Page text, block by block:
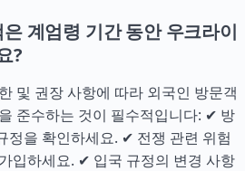
계엄령 기간 동안 우크라이
?
및 권장 사항에 따라 외국인 방문객
준수하는 것이 필수적입니다: ✔ 방
정을 확인하세요. ✔ 전쟁 관련 위험
입하세요. ✔ 입국 규정의 변경 사항